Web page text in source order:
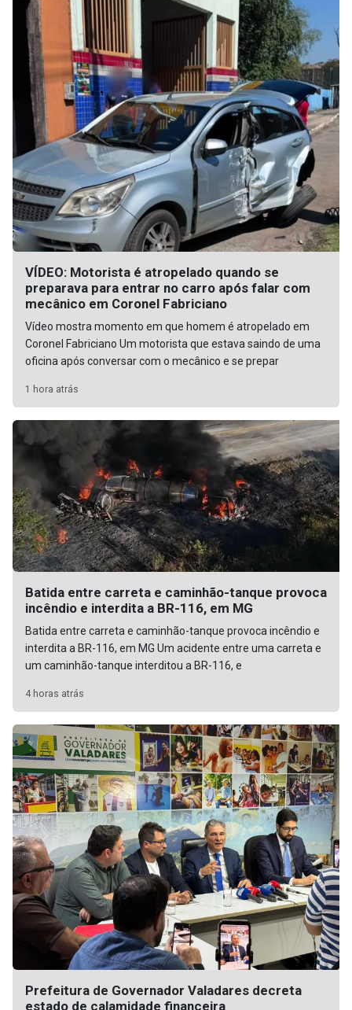
VÍDEO: Motorista é atropelado quando se
preparava para entrar no carro após falar com
mecânico em Coronel Fabriciano
Vídeo mostra momento em que homem é atropelado em
Coronel Fabriciano Um motorista que estava saindo de uma
oficina após conversar com o mecânico e se prepar
1 hora atrás
Batida entre carreta e caminhão-tanque provoca
incêndio e interdita a BR-116, em MG
Batida entre carreta e caminhão-tanque provoca incêndio e
interdita a BR-116, em MG Um acidente entre uma carreta e
um caminhão-tanque interditou a BR-116, e
4 horas atrás
Prefeitura de Governador Valadares decreta
estado de calamidade financeira